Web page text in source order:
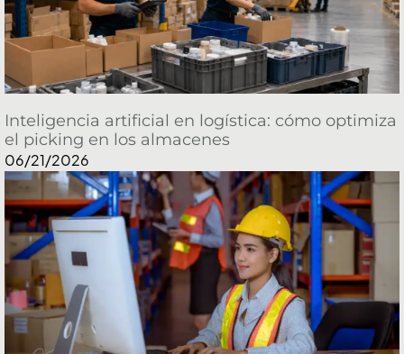
Inteligencia artificial en logística: cómo optimiza
el picking en los almacenes
06/21/2026